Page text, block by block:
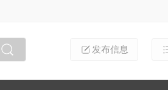
发布信息